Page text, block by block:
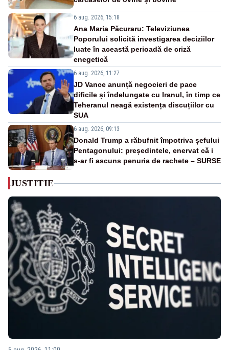
6 aug. 2026, 15:18
Ana Maria Păcuraru: Televiziunea
Poporului solicită investigarea deciziilor
luate în această perioadă de criză
enegetică
6 aug. 2026, 11:27
JD Vance anunță negocieri de pace
dificile și îndelungate cu Iranul, în timp ce
Teheranul neagă existența discuțiilor cu
SUA
6 aug. 2026, 09:13
Donald Trump a răbufnit împotriva șefului
Pentagonului: președintele, enervat că i
s-ar fi ascuns penuria de rachete – SURSE
JUSTITIE